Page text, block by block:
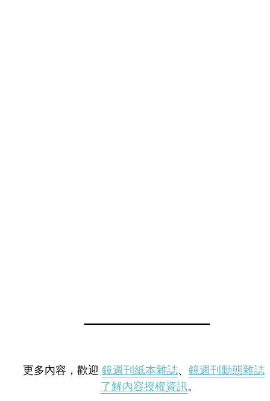
更多內容，歡迎 鏡週刊紙本雜誌、 鏡週刊動態雜誌
了解內容授權資訊。